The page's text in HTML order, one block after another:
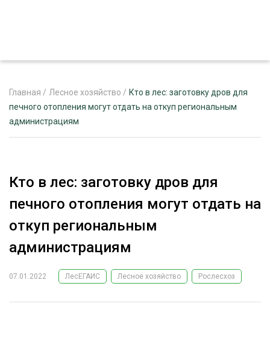
ЖУРНАЛ «ЛЕСНОЙ КОМПЛЕКС»
ЛЕСНОЕ ХОЗЯЙСТВО
ОБРАБОТКА ДРЕВЕСИНЫ
ЭКСПЕРТНОЕ МНЕНИЕ
Главная / Лесное хозяйство / Кто в лес: заготовку дров для
печного отопления могут отдать на откуп региональным
администрациям
Кто в лес: заготовку дров для
печного отопления могут отдать на
откуп региональным
администрациям
07.01.2022 ЛесЕГАИС Лесное хозяйство Рослесхоз